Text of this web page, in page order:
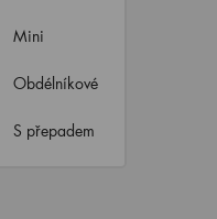
Mini
Obdélníkové
S přepadem